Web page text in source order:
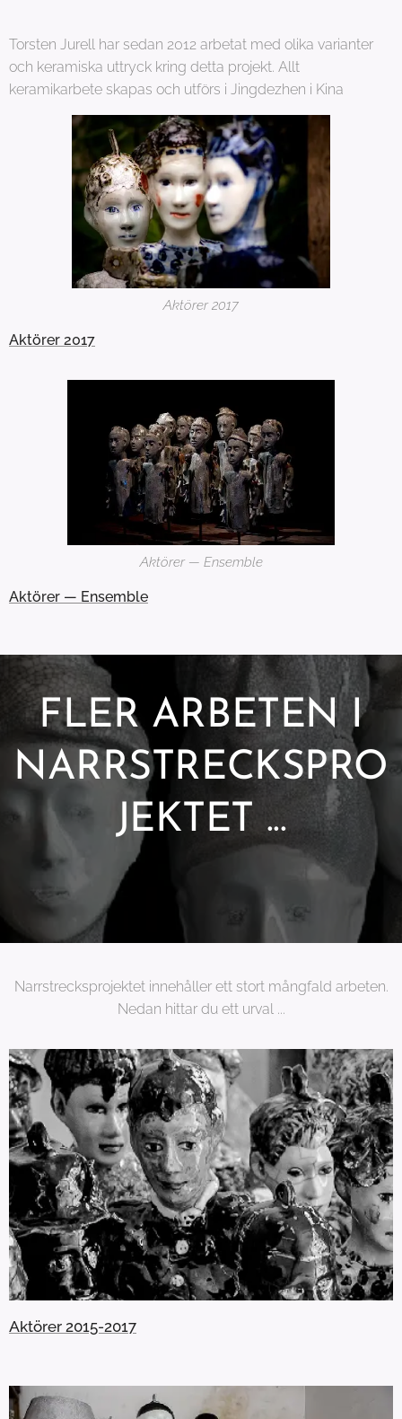
Torsten Jurell har sedan 2012 arbetat med olika varianter
och keramiska uttryck kring detta projekt. Allt
keramikarbete skapas och utförs i Jingdezhen i Kina
Aktörer 2017
Aktörer 2017
Aktörer — Ensemble
Aktörer — Ensemble
FLER ARBETEN I
NARRSTRECKSPRO
JEKTET ...
Narrstrecksprojektet innehåller ett stort mångfald arbeten.
Nedan hittar du ett urval ...
Aktörer 2015-2017